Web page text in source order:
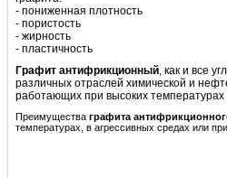
- пониженная плотность
- пористость
- жирность
- пластичность
Графит антифрикционный, как и все
различных отраслей химической и
работающих при высоких температурах
Преимущества графита
температурах, в агрессивных средах или